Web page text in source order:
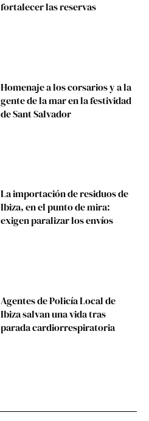
fortalecer las reservas
Homenaje a los corsarios y a la
gente de la mar en la festividad
de Sant Salvador
La importación de residuos de
Ibiza, en el punto de mira:
exigen paralizar los envíos
Agentes de Policía Local de
Ibiza salvan una vida tras
parada cardiorrespiratoria